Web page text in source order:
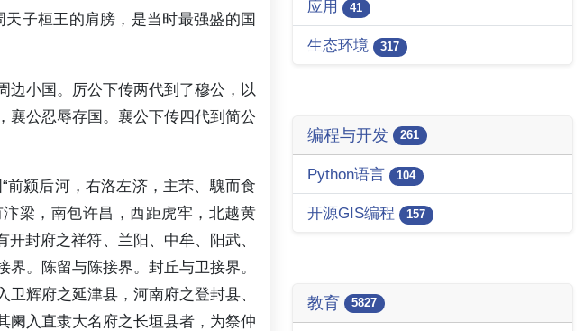
子桓王的肩膀，是当时最强盛的国
边小国。厉公下传两代到了穆公，以
襄公忍辱存国。襄公下传四代到简公
颍后河，右洛左济，主芣、騩而食
梁，南包许昌，西距虎牢，北越黄
封府之祥符、兰阳、中牟、阳武、
。陈留与陈接界。封丘与卫接界。
辉府之延津县，河南府之登封县、
阑入直隶大名府之长垣县者，为祭仲
应用 41
生态环境 317
编程与开发 261
Python语言 104
开源GIS编程 157
教育 5827